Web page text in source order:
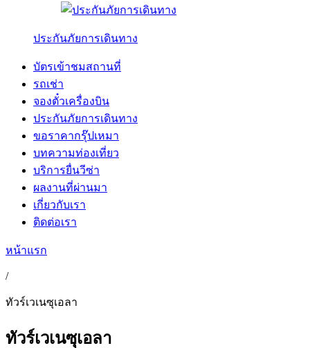
ประกันภัยการเดินทาง
บัตรเข้าชมสถานที่
รถเช่า
จองตั๋วเครื่องบิน
ประกันภัยการเดินทาง
ขอราคากรุ๊ปเหมา
บทความท่องเที่ยว
บริการยื่นวีซ่า
ผลงานที่ผ่านมา
เกี่ยวกับเรา
ติดต่อเรา
หน้าแรก
/
ทัวร์เวเนซุเอลา
ทัวร์เวเนซุเอลา